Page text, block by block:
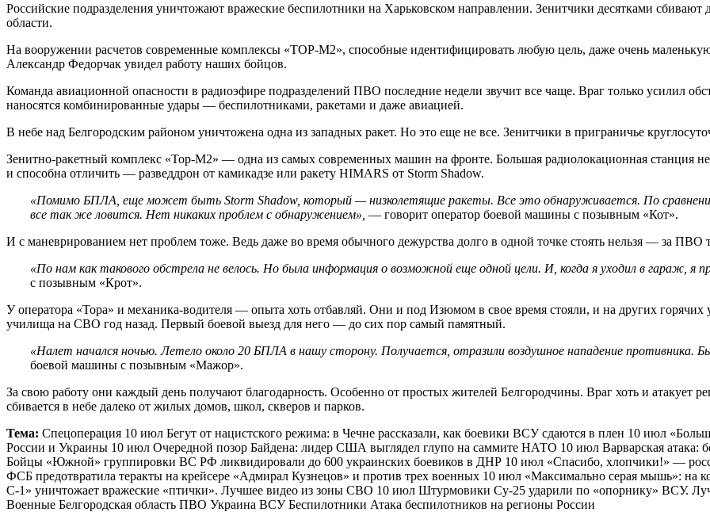
Российские подразделения уничтожают вражеские беспилотники на Харьковском направлении. Зенитчики десятками
области.
На вооружении расчетов современные комплексы «ТОР-М2», способные идентифицировать любую цель, даже очень
Александр Федорчак увидел работу наших бойцов.
Команда авиационной опасности в радиоэфире подразделений ПВО последние недели звучит все чаще. Враг только усилил
наносятся комбинированные удары — беспилотниками, ракетами и даже авиацией.
В небе над Белгородским районом уничтожена одна из западных ракет. Но это еще не все. Зенитчики в приграничье
Зенитно-ракетный комплекс «Тор-М2» — одна из самых современных машин на фронте. Большая радиолокационная станция
и способна отличить — разведдрон от камикадзе или ракету HIMARS от Storm Shadow.
«Помимо БПЛА, еще может быть Storm Shadow, который — низколетящие ракеты. Все это обнаруживается. По
все так же ловится. Нет никаких проблем с обнаружением», — говорит оператор боевой машины с позывным «Кот».
И с маневрированием нет проблем тоже. Ведь даже во время обычного дежурства долго в одной точке стоять нельзя — за ПВО
«По нам как такового обстрела не велось. Но была информация о возможной еще одной цели. И, когда я уходил в гараж, я
с позывным «Крот».
У оператора «Тора» и механика-водителя — опыта хоть отбавляй. Они и под Изюмом в свое время стояли, и на других
училища на СВО год назад. Первый боевой выезд для него — до сих пор самый памятный.
«Налет начался ночью. Летело около 20 БПЛА в нашу сторону. Получается, отразили воздушное нападение
боевой машины с позывным «Мажор».
За свою работу они каждый день получают благодарность. Особенно от простых жителей Белгородчины. Враг хоть и атакует
сбивается в небе далеко от жилых домов, школ, скверов и парков.
Тема: Спецоперация 10 июл Бегут от нацистского режима: в Чечне рассказали, как боевики ВСУ сдаются в плен 10 июл
России и Украины 10 июл Очередной позор Байдена: лидер США выглядел глупо на саммите НАТО 10 июл Варварская атака:
Бойцы «Южной» группировки ВС РФ ликвидировали до 600 украинских боевиков в ДНР 10 июл «Спасибо, хлопчики!» —
ФСБ предотвратила теракты на крейсере «Адмирал Кузнецов» и против трех военных 10 июл «Максимально серая мышь»: на
С-1» уничтожает вражеские «птички». Лучшее видео из зоны СВО 10 июл Штурмовики Су-25 ударили по «опорнику» ВСУ.
Военные Белгородская область ПВО Украина ВСУ Беспилотники Атака беспилотников на регионы России